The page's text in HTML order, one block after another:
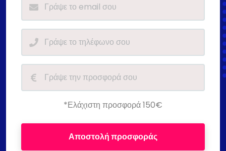
*Ελάχιστη προσφορά 150€
Αποστολή προσφοράς